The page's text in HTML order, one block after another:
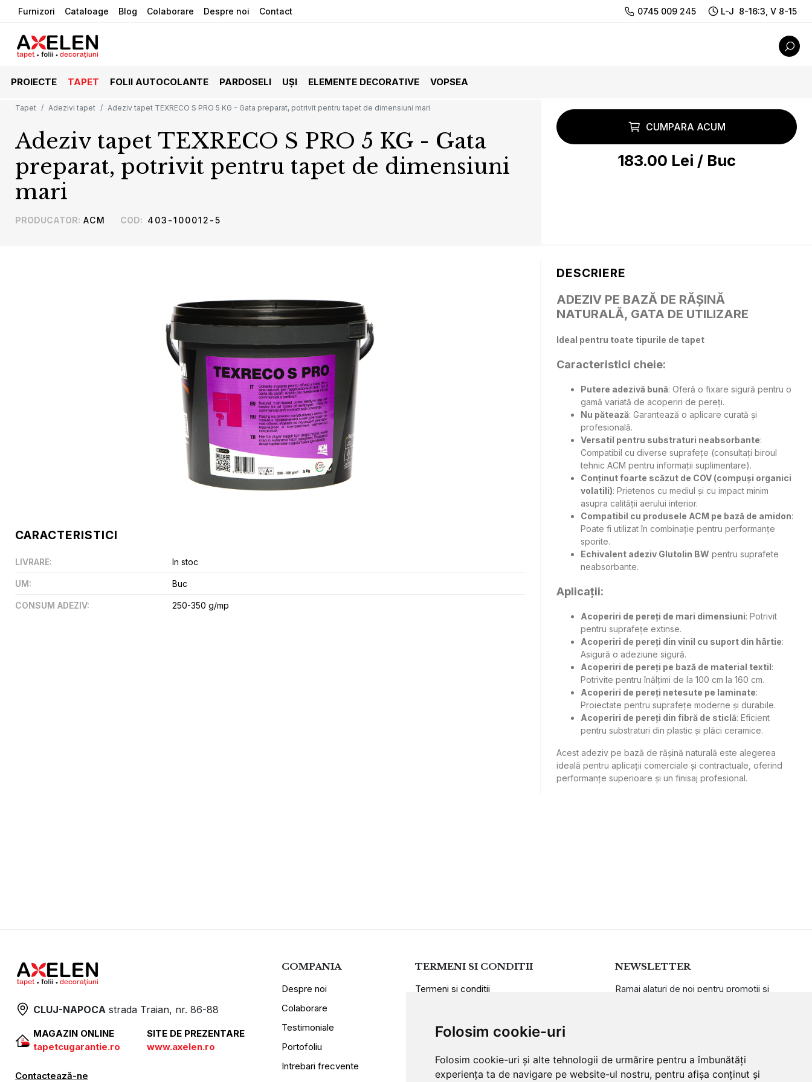
Folosim cookie-uri
Folosim cookie-uri și alte tehnologii de urmărire pentru a îmbunătăți
experiența ta de navigare pe website-ul nostru, pentru afișa conținut și
Furnizori Cataloage Blog Colaborare Despre noi Contact 0745 009 245 L-J 8-16:3, V 8-15
PROIECTE TAPET FOLII AUTOCOLANTE PARDOSELI UȘI ELEMENTE DECORATIVE VOPSEA
Tapet Adezivi tapet Adeziv tapet TEXRECO S PRO 5 KG - Gata preparat, potrivit pentru tapet de dimensiuni mari
CUMPARA ACUM
183.00 Lei / Buc
Adeziv tapet TEXRECO S PRO 5 KG - Gata
preparat, potrivit pentru tapet de dimensiuni
mari
PRODUCATOR: ACM COD: 403-100012-5
DESCRIERE
ADEZIV PE BAZĂ DE RĂȘINĂ
NATURALĂ, GATA DE UTILIZARE
Ideal pentru toate tipurile de tapet
Caracteristici cheie:
Putere adezivă bună: Oferă o fixare sigură pentru o
gamă variată de acoperiri de pereți.
Nu pătează: Garantează o aplicare curată și
profesională.
Versatil pentru substraturi neabsorbante:
Compatibil cu diverse suprafețe (consultați biroul
tehnic ACM pentru informații suplimentare).
Conținut foarte scăzut de COV (compuși organici
volatili): Prietenos cu mediul și cu impact minim
asupra calității aerului interior.
Compatibil cu produsele ACM pe bază de amidon:
Poate fi utilizat în combinație pentru performanțe
sporite.
Echivalent adeziv Glutolin BW pentru suprafete
neabsorbante.
Aplicații:
Acoperiri de pereți de mari dimensiuni: Potrivit
pentru suprafețe extinse.
Acoperiri de pereți din vinil cu suport din hârtie:
Asigură o adeziune sigură.
Acoperiri de pereți pe bază de material textil:
Potrivite pentru înălțimi de la 100 cm la 160 cm.
Acoperiri de pereți netesute pe laminate:
Proiectate pentru suprafețe moderne și durabile.
Acoperiri de pereți din fibră de sticlă: Eficient
pentru substraturi din plastic și plăci ceramice.
Acest adeziv pe bază de rășină naturală este alegerea
ideală pentru aplicații comerciale și contractuale, oferind
performanțe superioare și un finisaj profesional.
CARACTERISTICI
LIVRARE: In stoc
UM: Buc
CONSUM ADEZIV: 250-350 g/mp
CLUJ-NAPOCA strada Traian, nr. 86-88
MAGAZIN ONLINE
tapetcugarantie.ro
SITE DE PREZENTARE
www.axelen.ro
Contactează-ne
COMPANIA
Despre noi
Colaborare
Testimoniale
Portofoliu
Intrebari frecvente
TERMENI SI CONDITII
Termeni si conditii
Sugestii si reclamatii
NEWSLETTER
Ramai alaturi de noi pentru promotii si